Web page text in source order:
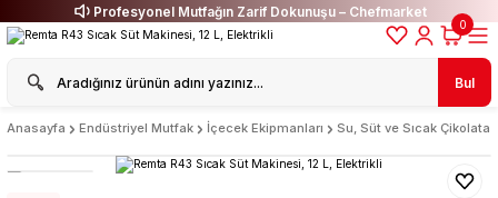
Profesyonel Mutfağın Zarif Dokunuşu – Chefmarket
Bul
0
Anasayfa Endüstriyel Mutfak İçecek Ekipmanları Su, Süt ve Sıcak Çikolata